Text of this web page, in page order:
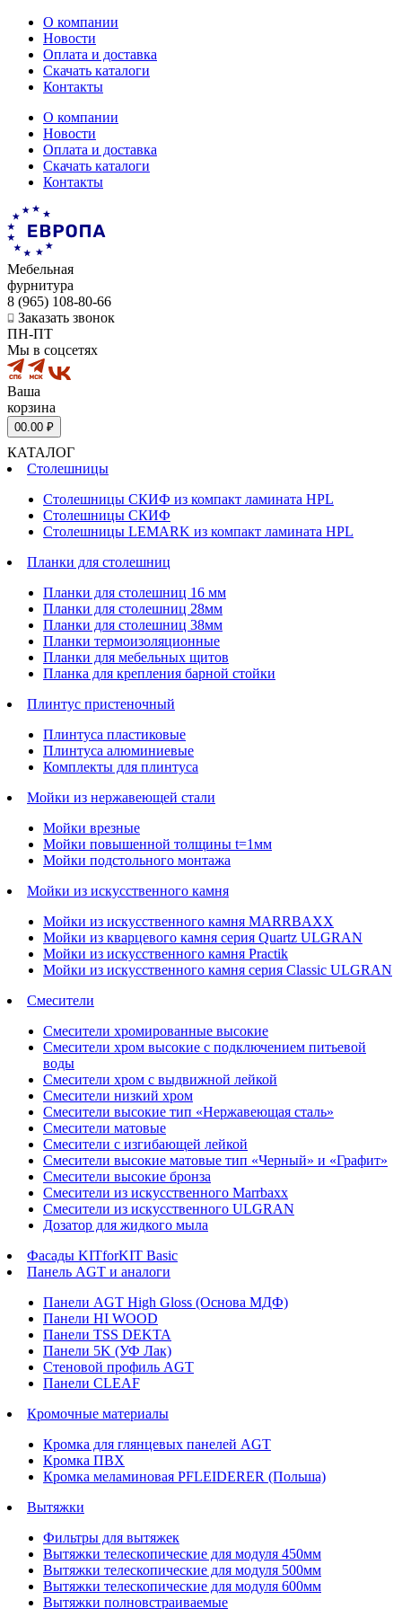
О компании
Новости
Оплата и доставка
Скачать каталоги
Контакты
О компании
Новости
Оплата и доставка
Скачать каталоги
Контакты
Мебельная
фурнитура
8 (965) 108-80-66
Заказать звонок
ПН-ПТ
Мы в соцсетях
Ваша
корзина
00.00 ₽
КАТАЛОГ
Столешницы
Столешницы СКИФ из компакт ламината HPL
Столешницы СКИФ
Столешницы LEMARK из компакт ламината HPL
Планки для столешниц
Планки для столешниц 16 мм
Планки для столешниц 28мм
Планки для столешниц 38мм
Планки термоизоляционные
Планки для мебельных щитов
Планка для крепления барной стойки
Плинтус пристеночный
Плинтуса пластиковые
Плинтуса алюминиевые
Комплекты для плинтуса
Мойки из нержавеющей стали
Мойки врезные
Мойки повышенной толщины t=1мм
Мойки подстольного монтажа
Мойки из искусственного камня
Мойки из искусственного камня MARRBAXX
Мойки из кварцевого камня серия Quartz ULGRAN
Мойки из искусственного камня Practik
Мойки из искусственного камня серия Classic ULGRAN
Смесители
Смесители хромированные высокие
Смесители хром высокие с подключением питьевой
воды
Смесители хром с выдвижной лейкой
Смесители низкий хром
Смесители высокие тип «Нержавеющая сталь»
Смесители матовые
Смесители с изгибающей лейкой
Смесители высокие матовые тип «Черный» и «Графит»
Смесители высокие бронза
Смесители из искусственного Marrbaxx
Смесители из искусственного ULGRAN
Дозатор для жидкого мыла
Фасады KITforKIT Basic
Панель AGT и аналоги
Панели AGT High Gloss (Основа МДФ)
Панели HI WOOD
Панели TSS DEKTA
Панели 5K (УФ Лак)
Стеновой профиль AGT
Панели CLEAF
Кромочные материалы
Кромка для глянцевых панелей AGT
Кромка ПВХ
Кромка меламиновая PFLEIDERER (Польша)
Вытяжки
Фильтры для вытяжек
Вытяжки телескопические для модуля 450мм
Вытяжки телескопические для модуля 500мм
Вытяжки телескопические для модуля 600мм
Вытяжки полновстраиваемые